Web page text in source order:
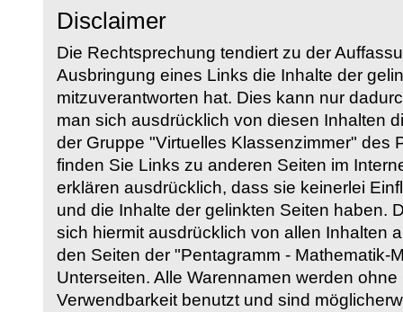
Disclaimer
Die Rechtsprechung tendiert zu der
Ausbringung eines Links die Inhalte der
mitzuverantworten hat. Dies kann nur
man sich ausdrücklich von diesen Inhalten
der Gruppe "Virtuelles Klassenzimmer" des
finden Sie Links zu anderen Seiten im
erklären ausdrücklich, dass sie keinerlei
und die Inhalte der gelinkten Seiten haben.
sich hiermit ausdrücklich von allen Inhalten
den Seiten der "Pentagramm - Mathematik-
Unterseiten. Alle Warennamen werden
Verwendbarkeit benutzt und sind